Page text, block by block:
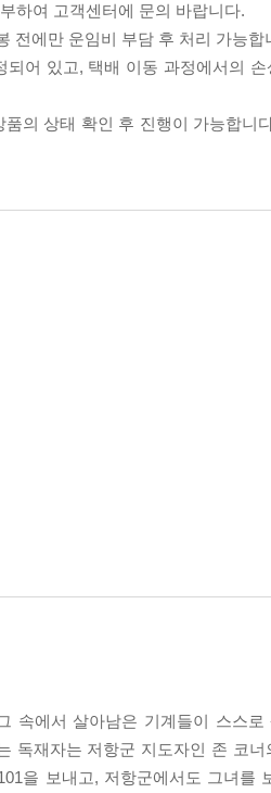
하여 고객센터에 문의 바랍니다.
전에만 운임비 부담 후 처리 가능합
어 있고, 택배 이동 과정에서의
의 상태 확인 후 진행이 가능합니
속에서 살아남은 기계들이 스스
독재자는 저항군 지도자인 존 코
을 보내고, 저항군에서도 그녀를